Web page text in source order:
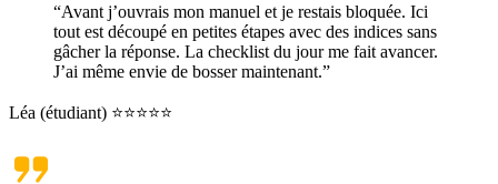
“Avant j’ouvrais mon manuel et je restais bloquée. Ici
tout est découpé en petites étapes avec des indices sans
gâcher la réponse. La checklist du jour me fait avancer.
J’ai même envie de bosser maintenant.”
Léa (étudiant) ⭐⭐⭐⭐⭐